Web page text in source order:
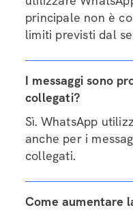
principale non è
limiti previsti dal
I messaggi sono
collegati?
Sì. WhatsApp
anche per i
collegati.
Come aumentare